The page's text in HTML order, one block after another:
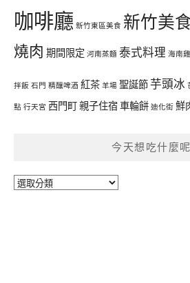
咖啡廳 新竹東區美食 新竹美
燒肉 期間限定 河南蒸麵 泰式料理 海南雞
拌飯 石門 精釀啤酒 紅茶 羊場 聖誕節 芋頭冰
點 行天宮 西門町親子住宿車輪餅 迪化街 鮮
今天想吃什麼
今